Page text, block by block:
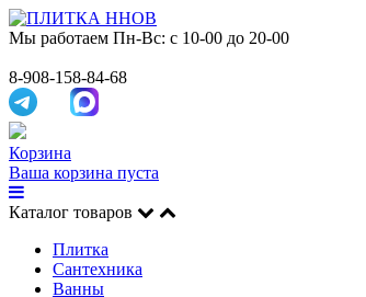
Мы работаем Пн-Вс: с 10-00 до 20-00
8-908-158-84-68
Корзина
Ваша корзина пуста
Каталог товаров
Плитка
Сантехника
Ванны